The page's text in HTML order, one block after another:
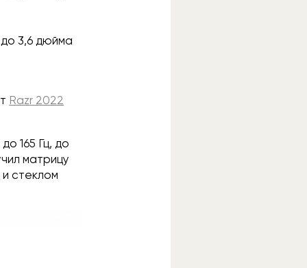
3,6 дюйма
Razr 2022
165 Гц, до
матрицу
стеклом